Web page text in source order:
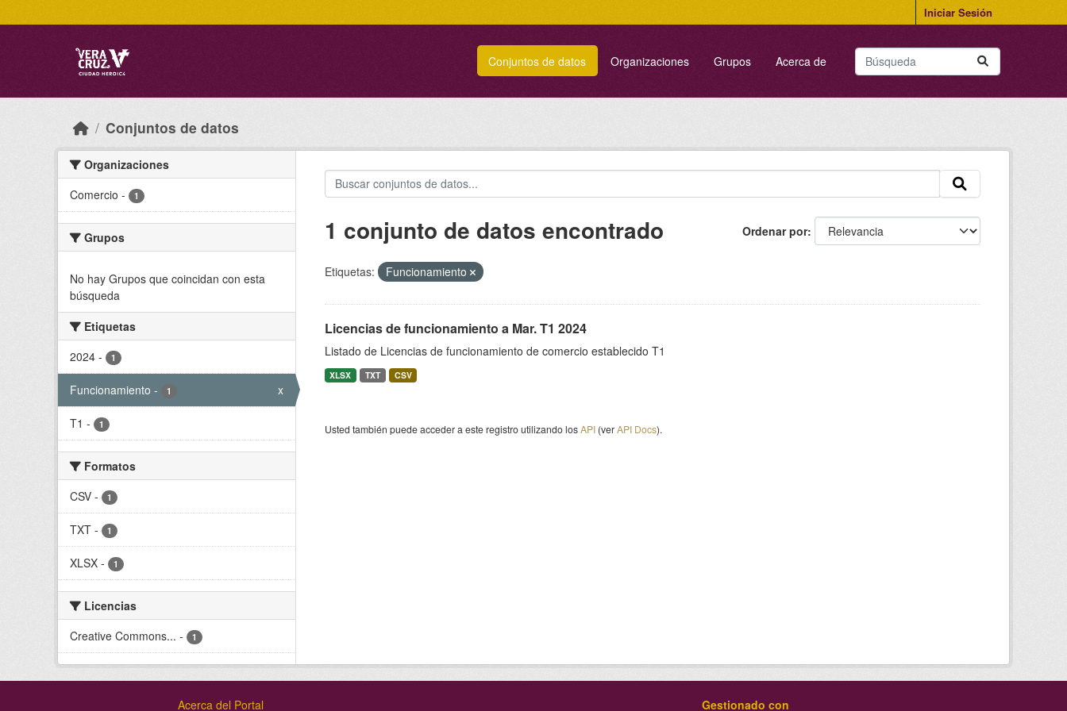
Iniciar Sesión
Conjuntos de datos Organizaciones Grupos Acerca de
Conjuntos de datos
Organizaciones
Comercio - 1
Grupos
No hay Grupos que coincidan con esta
búsqueda
Etiquetas
2024 - 1
Funcionamiento - 1 x
T1 - 1
Formatos
CSV - 1
TXT - 1
XLSX - 1
Licencias
Creative Commons... - 1
Ordenar por
1 conjunto de datos encontrado
Etiquetas: Funcionamiento
Licencias de funcionamiento a Mar. T1 2024
Listado de Licencias de funcionamiento de comercio establecido T1
XLSX TXT CSV
Usted también puede acceder a este registro utilizando losAPI(verAPI Docs).
Acerca del Portal Gestionado con